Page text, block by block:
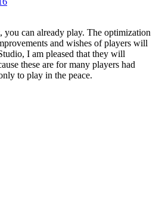
you can already play. The optimization
and wishes of players will
I am pleased that they will
these are for many players had
to play in the peace.